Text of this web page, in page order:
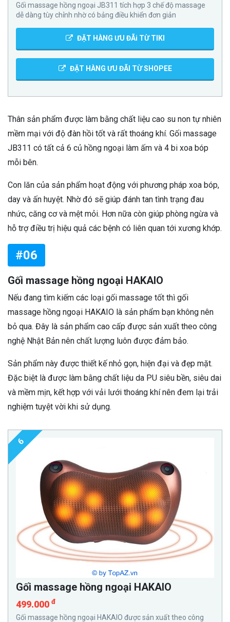
Gối massage hồng ngoại JB311 tích hợp 3 chế độ massage
dễ dàng tùy chỉnh nhờ có bảng điều khiển đơn giản
ĐẶT HÀNG ƯU ĐÃi TỪ TIKI
ĐẶT HÀNG ƯU ĐÃI TỪ SHOPEE
Thân sản phẩm được làm bằng chất liệu cao su non tự nhiên
mềm mại với độ đàn hồi tốt và rất thoáng khí. Gối massage
JB311 có tất cả 6 củ hồng ngoại làm ấm và 4 bi xoa bóp
mỗi bên.
Con lăn của sản phẩm hoạt động với phương pháp xoa bóp,
day và ấn huyệt. Nhờ đó sẽ giúp đánh tan tình trạng đau
nhức, căng cơ và mệt mỏi. Hơn nữa còn giúp phòng ngừa và
hỗ trợ điều trị hiệu quả các bệnh có liên quan tới xương khớp.
#06
Gối massage hồng ngoại HAKAIO
Nếu đang tìm kiếm các loại gối massage tốt thì gối
massage hồng ngoại HAKAIO là sản phẩm bạn không nên
bỏ qua. Đây là sản phẩm cao cấp được sản xuất theo công
nghệ Nhật Bản nên chất lượng luôn được đảm bảo.
Sản phẩm này được thiết kế nhỏ gọn, hiện đại và đẹp mặt.
Đặc biệt là được làm bằng chất liệu da PU siêu bền, siêu dai
và mềm mịn, kết hợp với vải lưới thoáng khí nên đem lại trải
nghiệm tuyệt vời khi sử dụng.
6
Gối massage hồng ngoại HAKAIO
499.000 đ
Gối massage hồng ngoại HAKAIO được sản xuất theo công